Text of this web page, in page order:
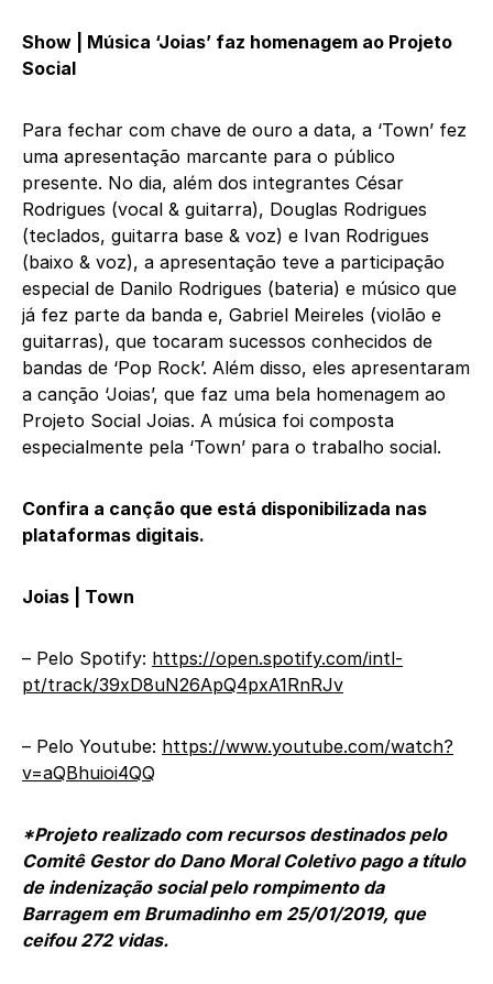
Show | Música ‘Joias’ faz homenagem ao Projeto
Social
Para fechar com chave de ouro a data, a ‘Town’ fez
uma apresentação marcante para o público
presente. No dia, além dos integrantes César
Rodrigues (vocal & guitarra), Douglas Rodrigues
(teclados, guitarra base & voz) e Ivan Rodrigues
(baixo & voz), a apresentação teve a participação
especial de Danilo Rodrigues (bateria) e músico que
já fez parte da banda e, Gabriel Meireles (violão e
guitarras), que tocaram sucessos conhecidos de
bandas de ‘Pop Rock’. Além disso, eles apresentaram
a canção ‘Joias’, que faz uma bela homenagem ao
Projeto Social Joias. A música foi composta
especialmente pela ‘Town’ para o trabalho social.
Confira a canção que está disponibilizada nas
plataformas digitais.
Joias | Town
– Pelo Spotify: https://open.spotify.com/intl-
pt/track/39xD8uN26ApQ4pxA1RnRJv
– Pelo Youtube: https://www.youtube.com/watch?
v=aQBhuioi4QQ
*Projeto realizado com recursos destinados pelo
Comitê Gestor do Dano Moral Coletivo pago a título
de indenização social pelo rompimento da
Barragem em Brumadinho em 25/01/2019, que
ceifou 272 vidas.